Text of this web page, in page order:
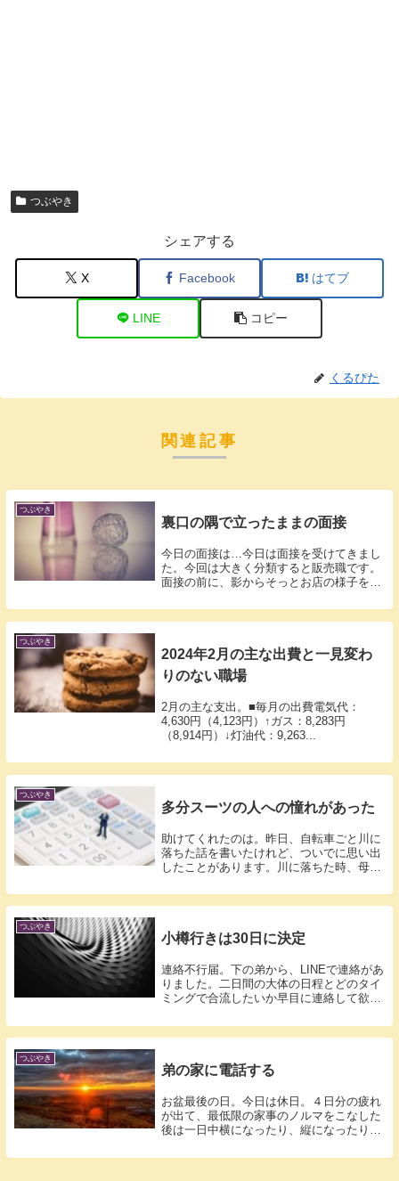
つぶやき
シェアする
X Facebook はてブ
LINE コピー
くるぴた
関連記事
つぶやき
裏口の隅で立ったままの面接
今日の面接は…今日は面接を受けてきまし
た。今回は大きく分類すると販売職です。
面接の前に、影からそっとお店の様子を見
つぶやき
2024年2月の主な出費と一見変わ
りのない職場
2月の主な支出。■毎月の出費電気代：
4,630円（4,123円）↑ガス：8,283円
（8,914円）↓灯油代：9,263...
つぶやき
多分スーツの人への憧れがあった
助けてくれたのは。昨日、自転車ごと川に
落ちた話を書いたけれど、ついでに思い出
したことがあります。川に落ちた時、母と
つぶやき
小樽行きは30日に決定
連絡不行届。下の弟から、LINEで連絡があ
りました。二日間の大体の日程とどのタイ
ミングで合流したいか早目に連絡して欲し
つぶやき
弟の家に電話する
お盆最後の日。今日は休日。４日分の疲れ
が出て、最低限の家事のノルマをこなした
後は一日中横になったり、縦になったりし